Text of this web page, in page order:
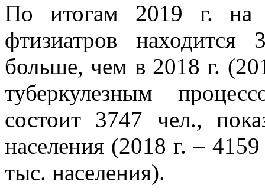
По итогам 2019 г. на
фтизиатров
больше, чем в 2018 г.
туберкулезным
состоит 3747 чел.,
населения (2018 г. –
тыс. населения).